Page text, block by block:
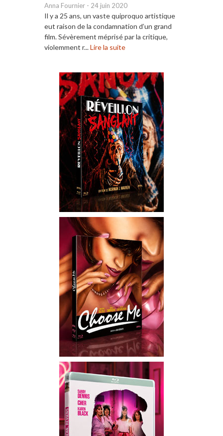
Anna Fournier - 24 juin 2020
Il y a 25 ans, un vaste quiproquo artistique
eut raison de la condamnation d’un grand
film. Sévèrement méprisé par la critique,
violemment r...Lire la suite